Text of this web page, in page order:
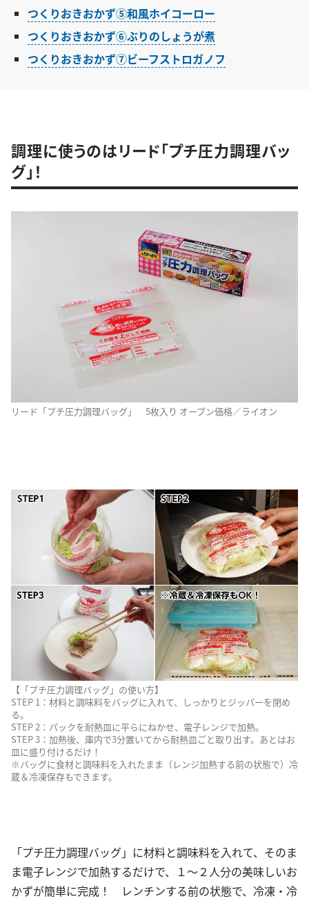
つくりおきおかず⑤和風ホイコーロー
つくりおきおかず⑥ぶりのしょうが煮
つくりおきおかず⑦ビーフストロガノフ
調理に使うのはリード「プチ圧力調理バッ
グ」！
リード「プチ圧力調理バッグ」 5枚入り オープン価格／ライオン
【「プチ圧力調理バッグ」の使い方】
STEP 1：材料と調味料をバッグに入れて、しっかりとジッパーを閉め
る。
STEP 2：パックを耐熱皿に平らにねかせ、電子レンジで加熱。
STEP 3：加熱後、庫内で3分置いてから耐熱皿ごと取り出す。あとはお
皿に盛り付けるだけ！
※バッグに食材と調味料を入れたまま（レンジ加熱する前の状態で）冷
蔵＆冷凍保存もできます。
「プチ圧力調理バッグ」に材料と調味料を入れて、そのま
ま電子レンジで加熱するだけで、１～２人分の美味しいお
かずが簡単に完成！ レンチンする前の状態で、冷凍・冷